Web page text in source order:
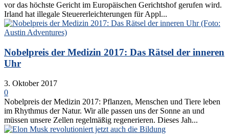
vor das höchste Gericht im Europäischen Gerichtshof gerufen wird.
Irland hat illegale Steuererleichterungen für Appl...
Nobelpreis der Medizin 2017: Das Rätsel der inneren
Uhr
3. Oktober 2017
0
Nobelpreis der Medizin 2017: Pflanzen, Menschen und Tiere leben
im Rhythmus der Natur. Wir alle passen uns der Sonne an und
müssen unsere Zellen regelmäßig regenerieren. Dieses Jah...